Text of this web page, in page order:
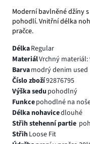
Moderní bavlněné džíny
pohodlí. Vnitřní délka
pračce.
DélkaRegular
MateriálVrchný materiál:
Barvamodrý denim used
Číslo zboží92876795
Výška sedu pohodlný
Funkcepohodlné na
Délka nohavicedlouhé
Střih stehenní partie
StřihLoose Fit